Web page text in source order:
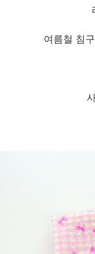
여름철 침